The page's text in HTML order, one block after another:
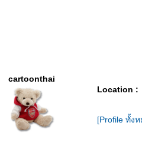
cartoonthai
Location :
[Profile ทั้ง